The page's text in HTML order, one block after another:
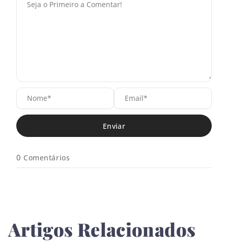
N
o
m
e
*
E
i
0 Comentários
Artigos Relacionados